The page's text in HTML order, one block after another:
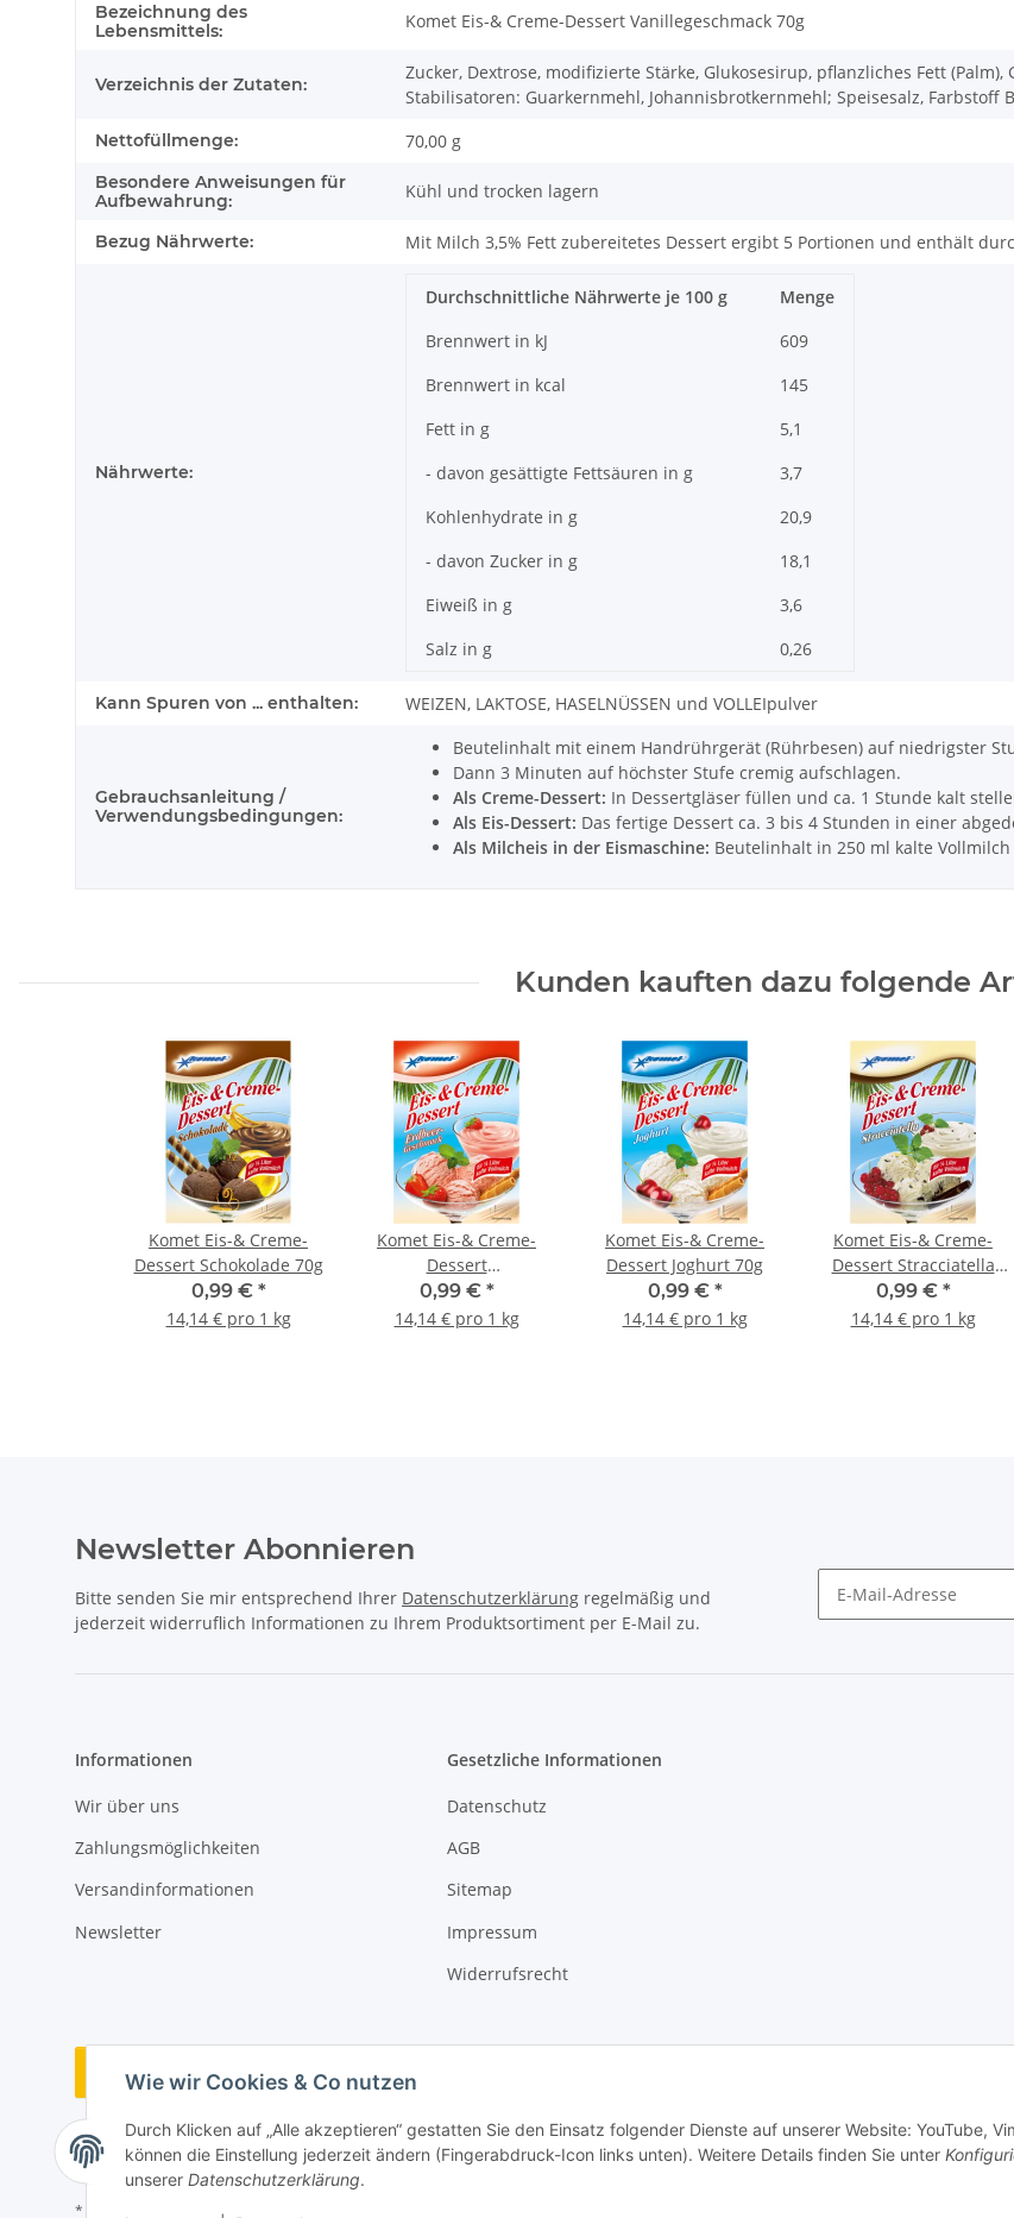
Wie wir Cookies & Co nutzen
Durch Klicken auf „Alle akzeptieren“ gestatten Sie den Einsatz folgender Dienste auf unserer Website: YouTube,
können die Einstellung jederzeit ändern (Fingerabdruck-Icon links unten). Weitere Details finden Sie unter
unserer Datenschutzerklärung.
Bezeichnung des
Lebensmittels:
Komet Eis-& Creme-Dessert Vanillegeschmack 70g
Verzeichnis der Zutaten:
Zucker, Dextrose, modifizierte Stärke, Glukosesirup, pflanzliches Fett (Palm),
Stabilisatoren: Guarkernmehl, Johannisbrotkernmehl; Speisesalz, Farbstoff
Nettofüllmenge: 70,00 g
Besondere Anweisungen für
Aufbewahrung:
Kühl und trocken lagern
Bezug Nährwerte: Mit Milch 3,5% Fett zubereitetes Dessert ergibt 5 Portionen und enthält
Nährwerte:
Durchschnittliche Nährwerte je 100 g
Menge
Brennwert in kJ
609
Brennwert in kcal
145
Fett in g
5,1
- davon gesättigte Fettsäuren in g
3,7
Kohlenhydrate in g
20,9
- davon Zucker in g
18,1
Eiweiß in g
3,6
Salz in g
0,26
Kann Spuren von ... enthalten: WEIZEN, LAKTOSE, HASELNÜSSEN und VOLLEIpulver
Gebrauchsanleitung /
Verwendungsbedingungen:
Beutelinhalt mit einem Handrührgerät (Rührbesen) auf niedrigster
Dann 3 Minuten auf höchster Stufe cremig aufschlagen.
Als Creme-Dessert: In Dessertgläser füllen und ca. 1 Stunde kalt
Als Eis-Dessert: Das fertige Dessert ca. 3 bis 4 Stunden in einer
Als Milcheis in der Eismaschine: Beutelinhalt in 250 ml kalte
Kunden kauften dazu folgende
Komet Eis-& Creme-
Dessert Schokolade 70g
0,99 € *
14,14 € pro 1 kg
Komet Eis-& Creme-
Dessert
Erdbeergeschmack 70g
0,99 € *
14,14 € pro 1 kg
Komet Eis-& Creme-
Dessert Joghurt 70g
0,99 € *
14,14 € pro 1 kg
Komet Eis-& Creme-
Dessert Stracciatella
70g
0,99 € *
14,14 € pro 1 kg
Newsletter Abonnieren
Bitte senden Sie mir entsprechend Ihrer Datenschutzerklärung regelmäßig und
jederzeit widerruflich Informationen zu Ihrem Produktsortiment per E-Mail zu.
Informationen
Wir über uns
Zahlungsmöglichkeiten
Versandinformationen
Newsletter
Gesetzliche Informationen
Datenschutz
AGB
Sitemap
Impressum
Widerrufsrecht
Vertrag widerrufen
* Alle Preise inkl. gesetzlicher USt., zzgl.